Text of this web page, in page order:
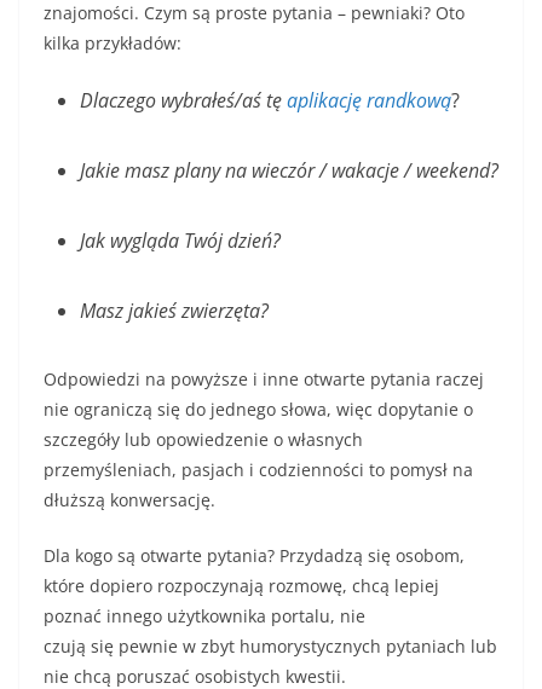
znajomości. Czym są proste pytania – pewniaki? Oto
kilka przykładów:
Dlaczego wybrałeś/aś tęaplikację randkową?
Jakie masz plany na wieczór / wakacje / weekend?
Jak wygląda Twój dzień?
Masz jakieś zwierzęta?
Odpowiedzi na powyższe i inne otwarte pytania raczej
nie ograniczą się do jednego słowa, więc dopytanie o
szczegóły lub opowiedzenie o własnych
przemyśleniach, pasjach i codzienności to pomysł na
dłuższą konwersację.
Dla kogo są otwarte pytania? Przydadzą się osobom,
które dopiero rozpoczynają rozmowę, chcą lepiej
poznać innego użytkownika portalu, nie
czują się pewnie w zbyt humorystycznych pytaniach lub
nie chcą poruszać osobistych kwestii.